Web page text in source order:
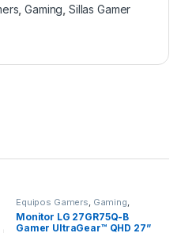
,Gaming ,Sillas Gamer
Equipos Gamers, Gaming,
Monitores
Monitor LG 27GR75Q-B
Gamer UltraGear™ QHD 27”